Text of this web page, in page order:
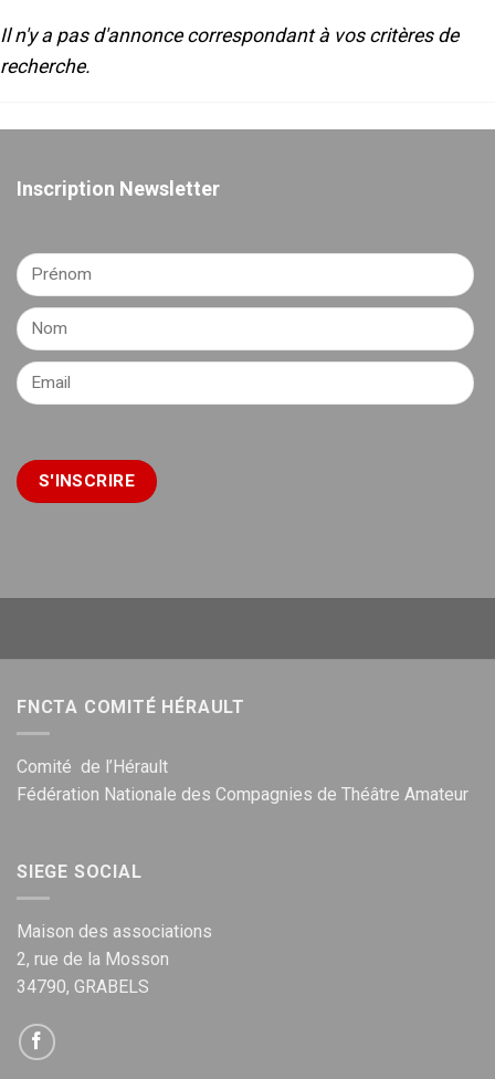
Il n'y a pas d'annonce correspondant à vos critères de
recherche.
Inscription Newsletter
FNCTA COMITÉ HÉRAULT
Comité de l’Hérault
Fédération Nationale des Compagnies de Théâtre Amateur
SIEGE SOCIAL
Maison des associations
2, rue de la Mosson
34790, GRABELS